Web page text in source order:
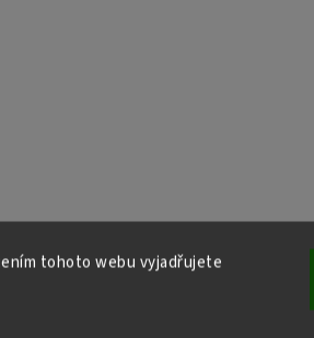
tohoto webu vyjadřujete
šroubů nebo rychloupínacích klipů. V
Kromě podepření a vyrovnání